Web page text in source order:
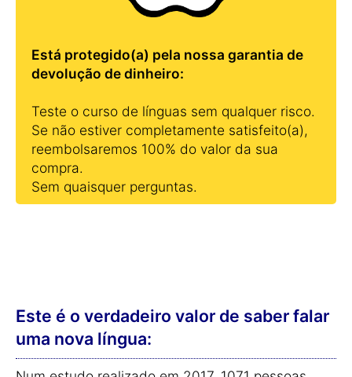
Está protegido(a) pela nossa garantia de
devolução de dinheiro:
Teste o curso de línguas sem qualquer risco.
Se não estiver completamente satisfeito(a),
reembolsaremos 100% do valor da sua
compra.
Sem quaisquer perguntas.
Este é o verdadeiro valor de saber falar
uma nova língua: